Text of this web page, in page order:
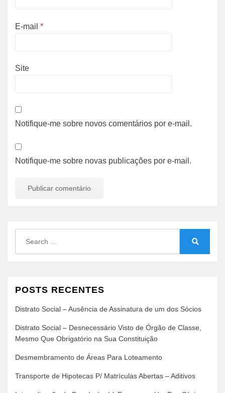
E-mail *
Site
Notifique-me sobre novos comentários por e-mail.
Notifique-me sobre novas publicações por e-mail.
POSTS RECENTES
Distrato Social – Ausência de Assinatura de um dos Sócios
Distrato Social – Desnecessário Visto de Órgão de Classe,
Mesmo Que Obrigatório na Sua Constituição
Desmembramento de Áreas Para Loteamento
Transporte de Hipotecas P/ Matrículas Abertas – Aditivos